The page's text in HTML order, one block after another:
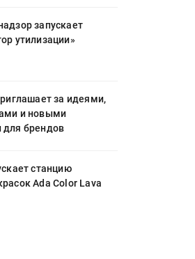
запускает
утилизации»
за идеями,
и новыми
брендов
станцию
Ada Color Lava